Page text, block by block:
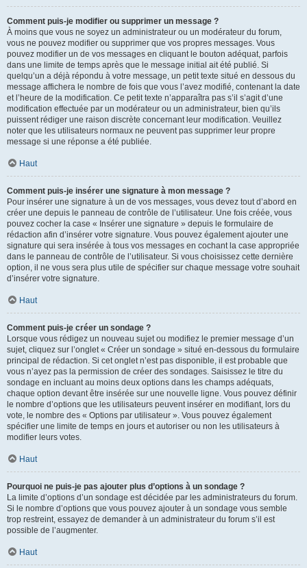
Comment puis-je modifier ou supprimer un message ?
À moins que vous ne soyez un administrateur ou un modérateur du forum,
vous ne pouvez modifier ou supprimer que vos propres messages. Vous
pouvez modifier un de vos messages en cliquant le bouton adéquat, parfois
dans une limite de temps après que le message initial ait été publié. Si
quelqu’un a déjà répondu à votre message, un petit texte situé en dessous du
message affichera le nombre de fois que vous l’avez modifié, contenant la date
et l’heure de la modification. Ce petit texte n’apparaîtra pas s’il s’agit d’une
modification effectuée par un modérateur ou un administrateur, bien qu’ils
puissent rédiger une raison discrète concernant leur modification. Veuillez
noter que les utilisateurs normaux ne peuvent pas supprimer leur propre
message si une réponse a été publiée.
Haut
Comment puis-je insérer une signature à mon message ?
Pour insérer une signature à un de vos messages, vous devez tout d’abord en
créer une depuis le panneau de contrôle de l’utilisateur. Une fois créée, vous
pouvez cocher la case « Insérer une signature » depuis le formulaire de
rédaction afin d’insérer votre signature. Vous pouvez également ajouter une
signature qui sera insérée à tous vos messages en cochant la case appropriée
dans le panneau de contrôle de l’utilisateur. Si vous choisissez cette dernière
option, il ne vous sera plus utile de spécifier sur chaque message votre souhait
d’insérer votre signature.
Haut
Comment puis-je créer un sondage ?
Lorsque vous rédigez un nouveau sujet ou modifiez le premier message d’un
sujet, cliquez sur l’onglet « Créer un sondage » situé en-dessous du formulaire
principal de rédaction. Si cet onglet n’est pas disponible, il est probable que
vous n’ayez pas la permission de créer des sondages. Saisissez le titre du
sondage en incluant au moins deux options dans les champs adéquats,
chaque option devant être insérée sur une nouvelle ligne. Vous pouvez définir
le nombre d’options que les utilisateurs peuvent insérer en modifiant, lors du
vote, le nombre des « Options par utilisateur ». Vous pouvez également
spécifier une limite de temps en jours et autoriser ou non les utilisateurs à
modifier leurs votes.
Haut
Pourquoi ne puis-je pas ajouter plus d’options à un sondage ?
La limite d’options d’un sondage est décidée par les administrateurs du forum.
Si le nombre d’options que vous pouvez ajouter à un sondage vous semble
trop restreint, essayez de demander à un administrateur du forum s’il est
possible de l’augmenter.
Haut